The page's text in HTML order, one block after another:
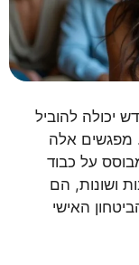
יכולה להוביל
מפגשים אלה
על כבוד
ושונות, הם
האישי